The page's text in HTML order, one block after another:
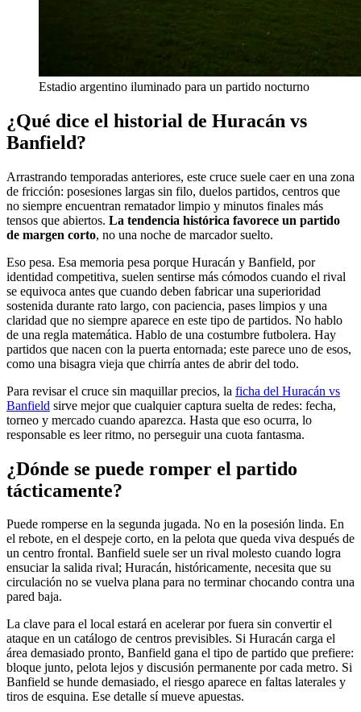
Estadio argentino iluminado para un partido nocturno
¿Qué dice el historial de Huracán vs
Banfield?
Arrastrando temporadas anteriores, este cruce suele caer en una zona
de fricción: posesiones largas sin filo, duelos partidos, centros que
no siempre encuentran rematador limpio y minutos finales más
tensos que abiertos. La tendencia histórica favorece un partido
de margen corto, no una noche de marcador suelto.
Eso pesa. Esa memoria pesa porque Huracán y Banfield, por
identidad competitiva, suelen sentirse más cómodos cuando el rival
se equivoca antes que cuando deben fabricar una superioridad
sostenida durante rato largo, con paciencia, pases limpios y una
claridad que no siempre aparece en este tipo de partidos. No hablo
de una regla matemática. Hablo de una costumbre futbolera. Hay
partidos que nacen con la puerta entornada; este parece uno de esos,
como una bisagra vieja que chirría antes de abrir del todo.
Para revisar el cruce sin maquillar precios, la ficha del Huracán vs
Banfield sirve mejor que cualquier captura suelta de redes: fecha,
torneo y mercado cuando aparezca. Hasta que eso ocurra, lo
responsable es leer ritmo, no perseguir una cuota fantasma.
¿Dónde se puede romper el partido
tácticamente?
Puede romperse en la segunda jugada. No en la posesión linda. En
el rebote, en el despeje corto, en la pelota que queda viva después de
un centro frontal. Banfield suele ser un rival molesto cuando logra
ensuciar la salida rival; Huracán, históricamente, necesita que su
circulación no se vuelva plana para no terminar chocando contra una
pared baja.
La clave para el local estará en acelerar por fuera sin convertir el
ataque en un catálogo de centros previsibles. Si Huracán carga el
área demasiado pronto, Banfield gana el tipo de partido que prefiere:
bloque junto, pelota lejos y discusión permanente por cada metro. Si
Banfield se hunde demasiado, el riesgo aparece en faltas laterales y
tiros de esquina. Ese detalle sí mueve apuestas.